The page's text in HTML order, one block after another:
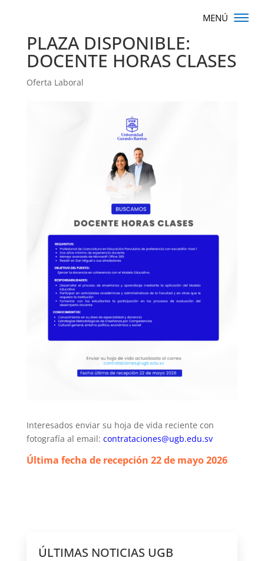
PLAZA DISPONIBLE:
DOCENTE HORAS CLASES
Oferta Laboral
Interesados enviar su hoja de vida reciente con
fotografía al email: contrataciones@ugb.edu.sv
Última fecha de recepción 22 de mayo2026
ÚLTIMAS NOTICIAS UGB